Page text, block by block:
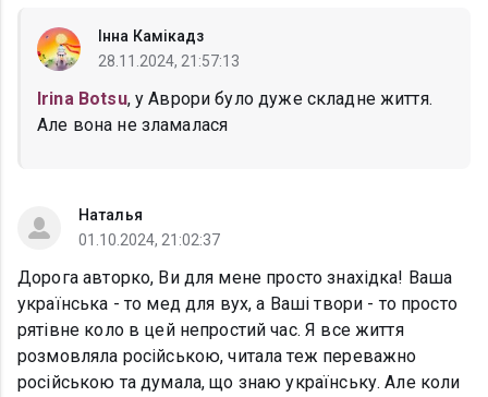
Інна Камікадз
28.11.2024, 21:57:13
Irina Botsu, у Аврори було дуже складне життя.
Але вона не зламалася
Наталья
01.10.2024, 21:02:37
Дорога авторко, Ви для мене просто знахідка! Ваша
українська - то мед для вух, а Ваші твори - то просто
рятівне коло в цей непростий час. Я все життя
розмовляла російською, читала теж переважно
російською та думала, що знаю українську. Але коли